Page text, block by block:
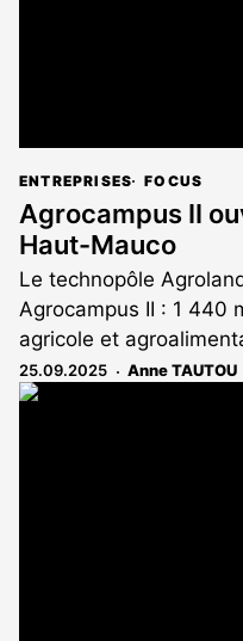
ENTREPRISES FOCUS
Agrocampus II
Haut-Mauco
Le technopôle
Agrocampus II : 1 440
agricole et
25.09.2025 Anne TAUTOU